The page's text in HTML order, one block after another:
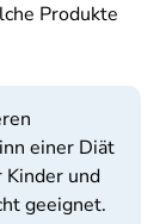
Produkte
einer Diät
Kinder und
geeignet.